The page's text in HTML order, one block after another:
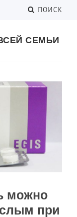
ПОИСК
СЕМЬИ
можно
при